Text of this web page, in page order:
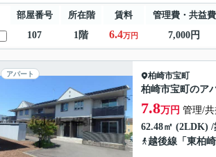
部屋番号 所在階 賃料 管理費・共益費
107
1階 6.4万円 7,000円
アパート 柏崎市宝町
柏崎市宝町のア
7.8万円 管理/共
62.48㎡ (2LDK)
越後線 「 東柏崎